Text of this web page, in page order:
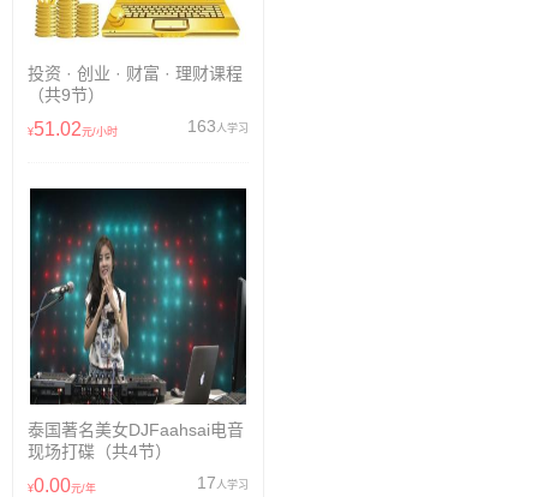
投资 · 创业 · 财富 · 理财课程
（共9节）
¥51.02元/小时 163人学习
泰国著名美女DJFaahsai电音
现场打碟（共4节）
¥0.00元/年 17人学习